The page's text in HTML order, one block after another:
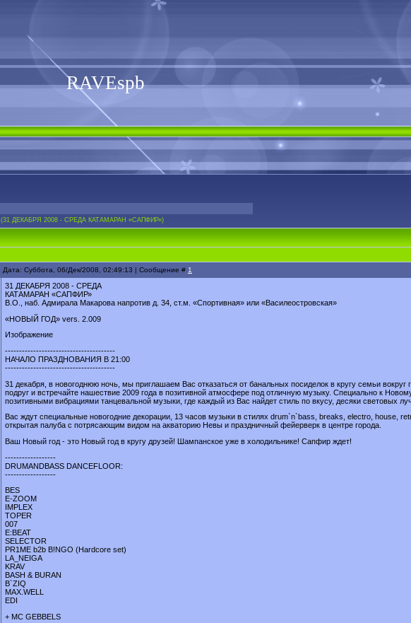
RAVEspb
(31 ДЕКАБРЯ 2008 - СРЕДА КАТАМАРАН «САПФИР»)
Дата: Суббота, 06/Дек/2008, 02:49:13 | Сообщение # 1
31 ДЕКАБРЯ 2008 - СРЕДА
КАТАМАРАН «САПФИР»
В.О., наб. Адмирала Макарова напротив д. 34, ст.м. «Спортивная» или «Василеостровская»
«НОВЫЙ ГОД» vers. 2.009
Изображение
---------------------------------------
НАЧАЛО ПРАЗДНОВАНИЯ В 21:00
---------------------------------------
31 декабря, в новогоднюю ночь, мы приглашаем Вас отказаться от банальных посиделок в кругу семьи
подруг и встречайте нашествие 2009 года в позитивной атмосфере под отличную музыку. Специально к
позитивными вибрациями танцевальной музыки, где каждый из Вас найдет стиль по вкусу, десяки световых
Вас ждут специальные новогодние декорации, 13 часов музыки в стилях drum`n`bass, breaks, electro, house,
открытая палуба с потрясающим видом на акваторию Невы и праздничный фейерверк в центре города.
Ваш Новый год - это Новый год в кругу друзей! Шампанское уже в холодильнике! Сапфир ждет!
------------------
DRUMANDBASS DANCEFLOOR:
------------------
BES
E-ZOOM
IMPLEX
TOPER
007
E:BEAT
SELECTOR
PR1ME b2b B!NGO (Hardcore set)
LA_NEIGA
KRAV
BASH & BURAN
B`ZIQ
MAX.WELL
EDI
+ MC GEBBELS